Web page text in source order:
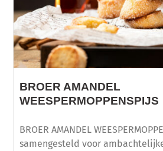
BROER AMANDEL
WEESPERMOPPENSPIJS
BROER AMANDEL
samengesteld voor